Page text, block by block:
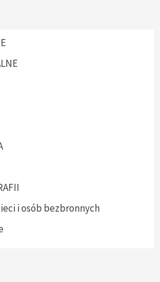
i osób bezbronnych